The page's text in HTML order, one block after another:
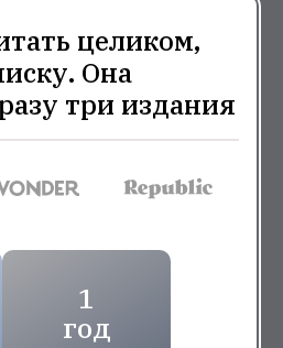
целиком,
Она
три издания
1
год